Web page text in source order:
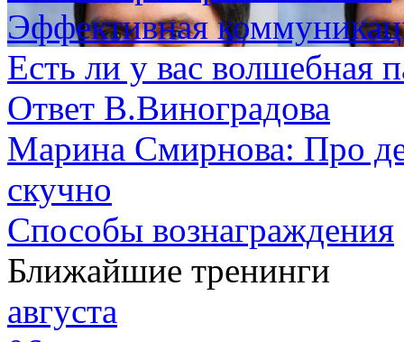
Эффективная
Есть ли у вас волшебная
Ответ В.Виноградова
Марина Смирнова: Про
скучно
Способы вознаграждения
Ближайшие тренинги
августа